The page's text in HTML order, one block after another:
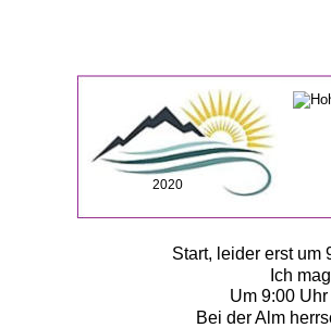
Start, leider erst
Ich
Um 9:00
Bei der Alm
2020